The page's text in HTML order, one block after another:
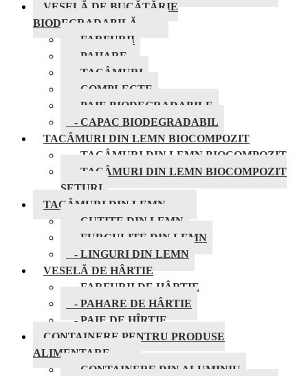
VESELĂ DE BUCĂTĂRIE
BIODEGRADABILĂ
- FARFURII
- PAHARE
- TACÂMURI
- COMPLECTE
- PAIE BIODEGRADABILE
- CAPAC BIODEGRADABIL
TACÂMURI DIN LEMN BIOCOMPOZIT
- TACÂMURI DIN LEMN BIOCOMPOZIT
- TACÂMURI DIN LEMN BIOCOMPOZIT
SETURI
TACÂMURI DIN LEMN
- CUTITE DIN LEMN
- FURCULITE DIN LEMN
- LINGURI DIN LEMN
VESELĂ DE HÂRTIE
- FARFURII DE HÂRTIE
- PAHARE DE HÂRTIE
- PAIE DE HÎRTIE
CONTAINERE PENTRU PRODUSE
ALIMENTARE
- CONTAINERE DIN ALUMINIU